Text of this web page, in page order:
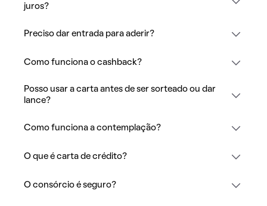
juros?
Preciso dar entrada para aderir?
Como funciona o cashback?
Posso usar a carta antes de ser sorteado ou dar
lance?
Como funciona a contemplação?
O que é carta de crédito?
O consórcio é seguro?